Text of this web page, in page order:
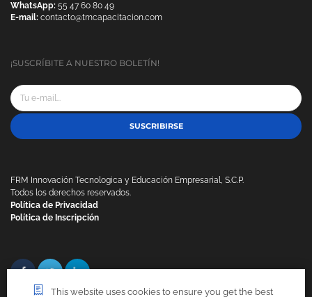
WhatsApp: 55 47 60 80 49
E-mail: contacto@tmcapacitacion.com
¡SUSCRÍBITE A NUESTRO BOLETÍN!
SUSCRIBIRSE
FRM Innovación Tecnologica y Educación Empresarial, S.C.P.
Todos los derechos reservados.
Política de Privacidad
Política de Inscripción
This website uses cookies to ensure you get the best